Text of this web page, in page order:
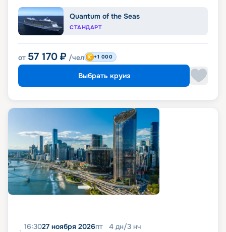
Quantum of the Seas
СТАНДАРТ
от 57 170 ₽ /чел +1 000
Выбрать круиз
16:3027 ноября 2026пт 4 дн/3 нч